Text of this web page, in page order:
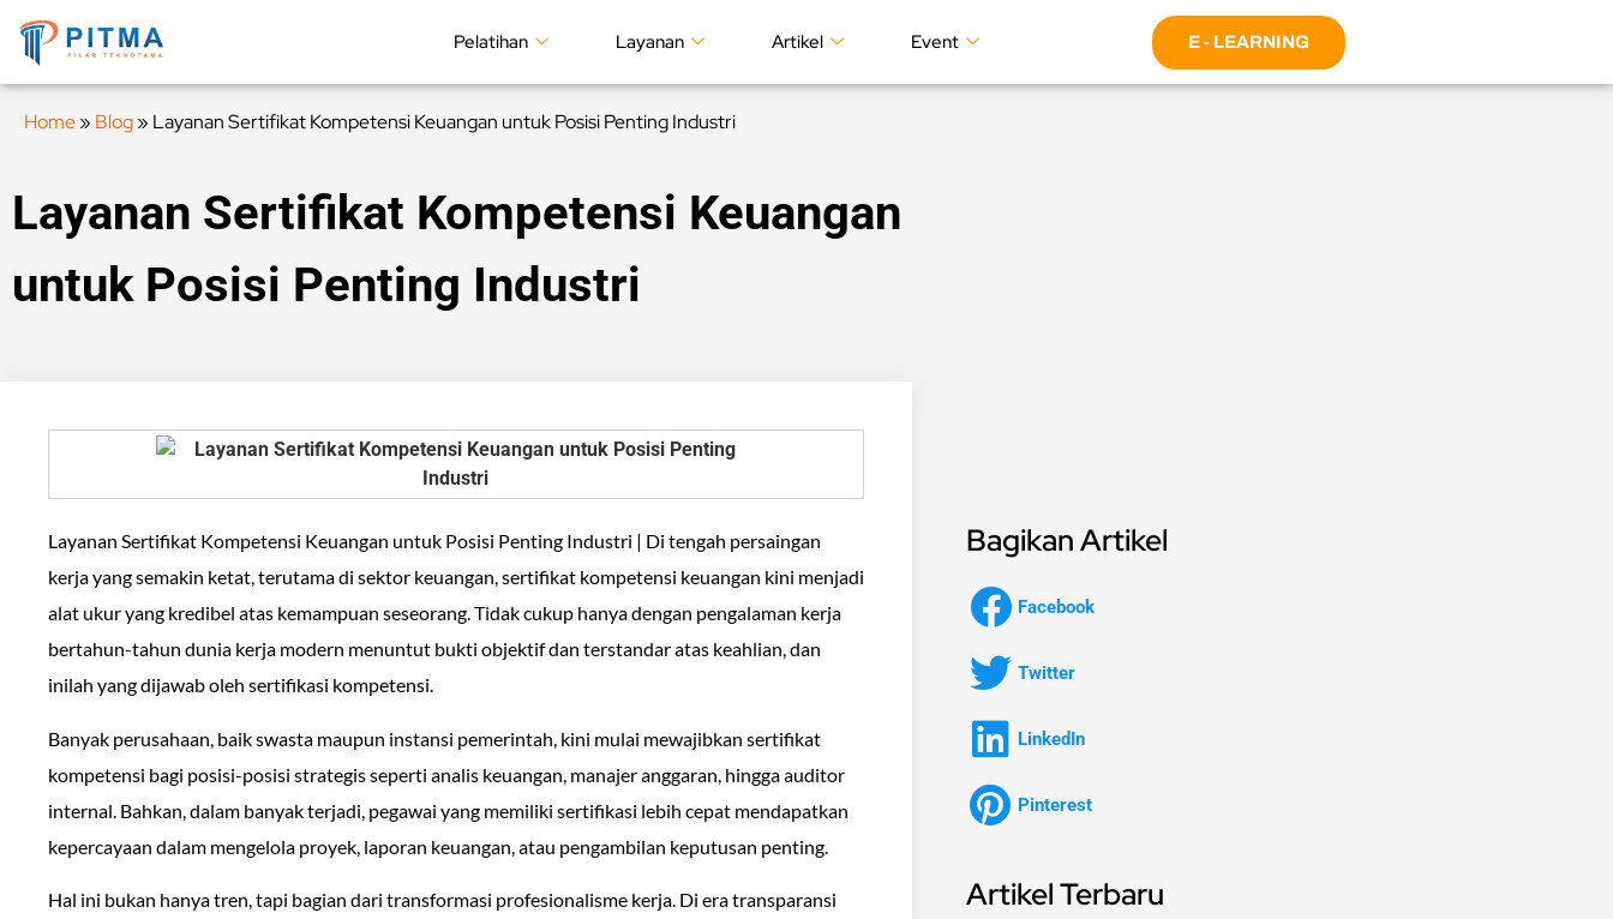
Pelatihan Layanan Artikel Event E - LEARNING
Home» Blog» Layanan Sertifikat Kompetensi Keuangan untuk Posisi Penting Industri
Layanan Sertifikat Kompetensi Keuangan
untuk Posisi Penting Industri
Layanan Sertifikat Kompetensi Keuangan untuk Posisi Penting Industri | Di tengah persaingan
kerja yang semakin ketat, terutama di sektor keuangan, sertifikat kompetensi keuangan kini menjadi
alat ukur yang kredibel atas kemampuan seseorang. Tidak cukup hanya dengan pengalaman kerja
bertahun-tahun dunia kerja modern menuntut bukti objektif dan terstandar atas keahlian, dan
inilah yang dijawab oleh sertifikasi kompetensi.
Banyak perusahaan, baik swasta maupun instansi pemerintah, kini mulai mewajibkan sertifikat
kompetensi bagi posisi-posisi strategis seperti analis keuangan, manajer anggaran, hingga auditor
internal. Bahkan, dalam banyak terjadi, pegawai yang memiliki sertifikasi lebih cepat mendapatkan
kepercayaan dalam mengelola proyek, laporan keuangan, atau pengambilan keputusan penting.
Hal ini bukan hanya tren, tapi bagian dari transformasi profesionalisme kerja. Di era transparansi
Bagikan Artikel
Facebook
Twitter
LinkedIn
Pinterest
Artikel Terbaru